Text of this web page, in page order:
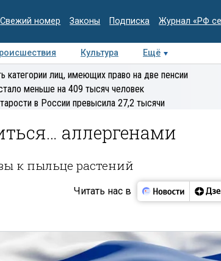
Свежий номер Законы Подписка Журнал «РФ
Культура
Ещё
Интервью Колумнисты
лиц, имеющих право на две пенсии
меньше на 409 тысяч человек
в России превысила 27,2 тысячи
аллергенами
к пыльце растений
Читать нас в